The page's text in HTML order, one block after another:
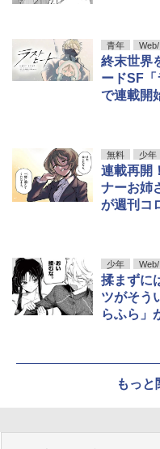
青年
終末世界
ードSF
で連載開
無料 少年
連載再開
ナーお姉
が週刊コ
少年
揉まずに
ツがそう
らふら」
もっと